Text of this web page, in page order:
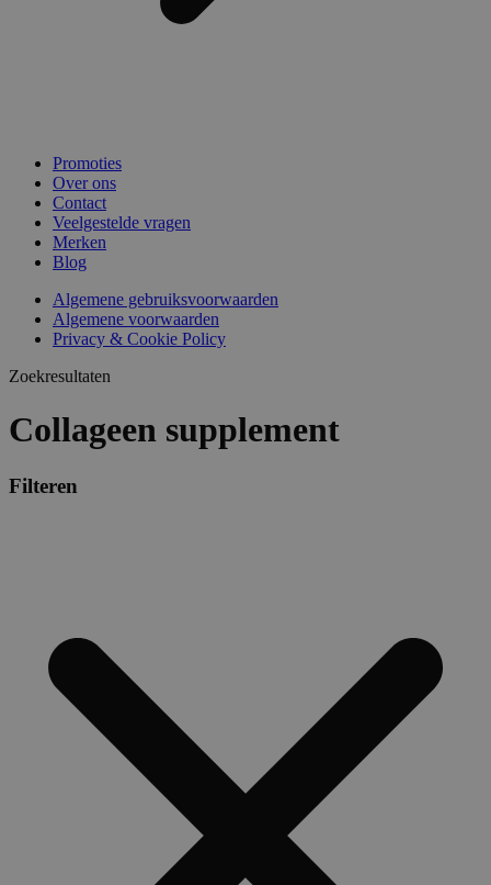
Promoties
Over ons
Contact
Veelgestelde vragen
Merken
Blog
Algemene gebruiksvoorwaarden
Algemene voorwaarden
Privacy & Cookie Policy
Zoekresultaten
Collageen supplement
Filteren